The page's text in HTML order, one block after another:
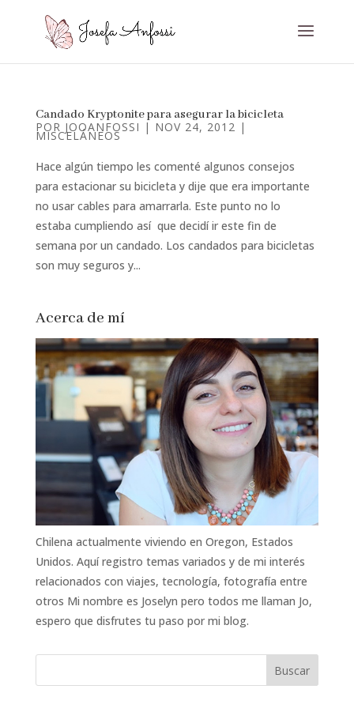
Candado Kryptonite para asegurar la bicicleta
POR JOOANFOSSI | NOV 24, 2012 |
MISCELÁNEOS
Hace algún tiempo les comenté algunos consejos
para estacionar su bicicleta y dije que era importante
no usar cables para amarrarla. Este punto no lo
estaba cumpliendo así que decidí ir este fin de
semana por un candado. Los candados para bicicletas
son muy seguros y...
Acerca de mí
Chilena actualmente viviendo en Oregon, Estados
Unidos. Aquí registro temas variados y de mi interés
relacionados con viajes, tecnología, fotografía entre
otros Mi nombre es Joselyn pero todos me llaman Jo,
espero que disfrutes tu paso por mi blog.